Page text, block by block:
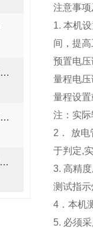
钢筋打点机的性能提升与操作技巧说明
三级承修、承装、承试类资质主要试验设备配置表
SX-3100接地电阻测试仪如何进行接地故障回路阻抗测试？
注意事
1. 本机
间，提
预置电
量程电
量程设置
注：实
2． 放
于判定,
3. 高精
测试指
4．本机
5. 必须